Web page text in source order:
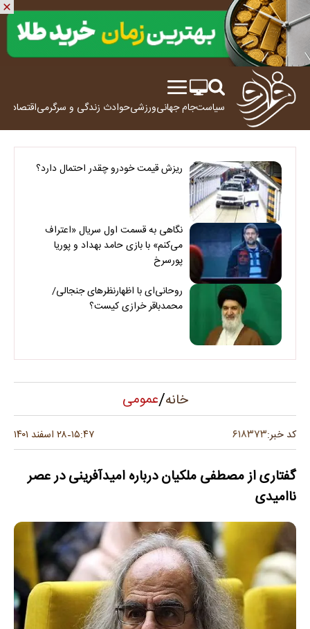
سیاستجام جهانیورزشیحوادث زندگی و سرگرمیاقتصاد
ریزش قیمت خودرو چقدر احتمال دارد؟
نگاهی به قسمت اول سریال «اعتراف
می‌کنم» با بازی حامد بهداد و پوریا
پورسرخ
روحانی‌ای با اظهارنظرهای جنجالی/
محمدباقر خرازی کیست؟
خانه/عمومی
کد خبر:۶۱۸۳۷۳ ۱۵:۴۷-۲۸ اسفند ۱۴۰۱
گفتاری از مصطفی ملکیان درباره امیدآفرینی در عصر
ناامیدی